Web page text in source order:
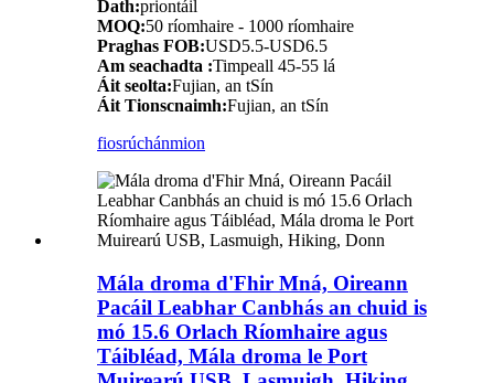
Dath:priontáil
MOQ:50 ríomhaire - 1000 ríomhaire
Praghas FOB:USD5.5-USD6.5
Am seachadta :Timpeall 45-55 lá
Áit seolta:Fujian, an tSín
Áit Tionscnaimh:Fujian, an tSín
fiosrúchánmion
Mála droma d'Fhir Mná, Oireann
Pacáil Leabhar Canbhás an chuid is
mó 15.6 Orlach Ríomhaire agus
Táibléad, Mála droma le Port